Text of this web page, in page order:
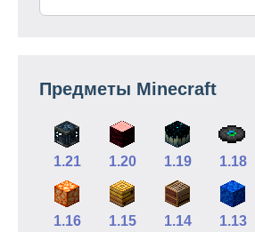
Предметы Minecraft
1.21 1.20 1.19 1.18
1.16 1.15 1.14 1.13